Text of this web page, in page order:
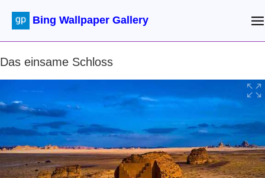
Bing Wallpaper Gallery
Das einsame Schloss